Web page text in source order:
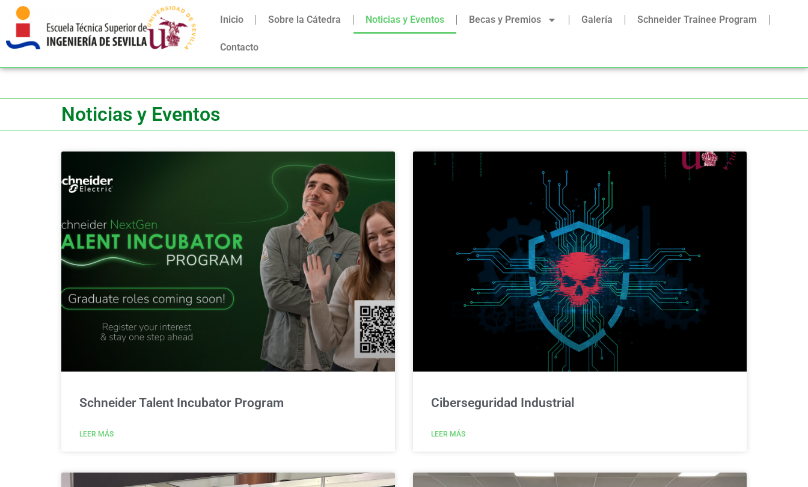
Inicio Sobre la Cátedra Noticias y Eventos Becas y Premios Galería Schneider Trainee Program
Contacto
Noticias y Eventos
Schneider Talent Incubator Program
LEER MÁS
Ciberseguridad Industrial
LEER MÁS